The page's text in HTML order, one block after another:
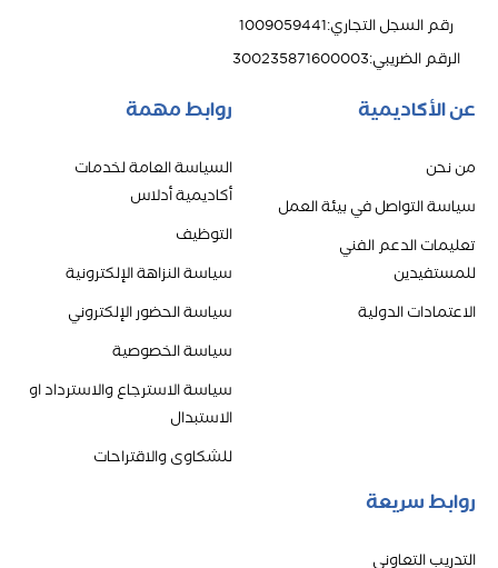
رقم السجل التجاري:
1009059441
الرقم الضريبي:
300235871600003
عن الأكاديمية
من نحن
سياسة التواصل في بيئة العمل
تعليمات الدعم الفني
للمستفيدين
الاعتمادات الدولية
روابط مهمة
السياسة العامة لخدمات
أكاديمية أدلاس
التوظيف
سياسة النزاهة الإلكترونية
سياسة الحضور الإلكتروني
سياسة الخصوصية
سياسة الاسترجاع والاسترداد او
الاستبدال
للشكاوى والاقتراحات
روابط سريعة
التدريب التعاوني